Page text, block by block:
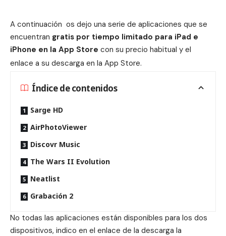
A continuación os dejo una serie de aplicaciones que se
encuentran gratis por tiempo limitado para iPad e
iPhone en la App Store con su precio habitual y el
enlace a su descarga en la App Store.
Índice de contenidos
Sarge HD
AirPhotoViewer
Discovr Music
The Wars II Evolution
Neatlist
Grabación 2
No todas las aplicaciones están disponibles para los dos
dispositivos, indico en el enlace de la descarga la